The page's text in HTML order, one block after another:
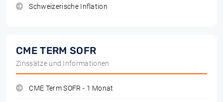
Schweizerische Inflation
CME TERM SOFR
Zinssätze und Informationen
CME Term SOFR - 1 Monat